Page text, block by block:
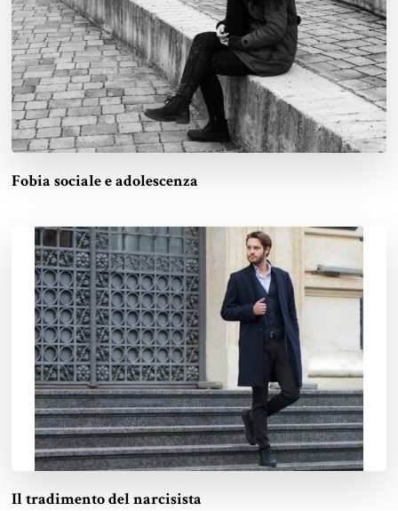
Fobia sociale e adolescenza
Il tradimento del narcisista